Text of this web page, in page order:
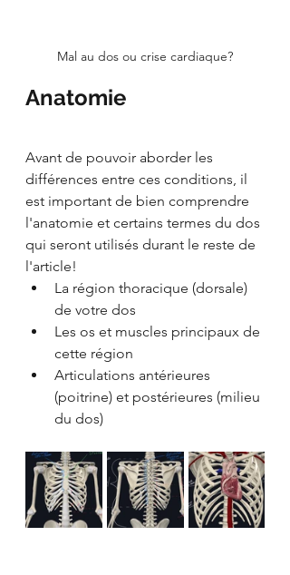
Mal au dos ou crise cardiaque?
Anatomie
Avant de pouvoir aborder les
différences entre ces conditions, il
est important de bien comprendre
l'anatomie et certains termes du dos
qui seront utilisés durant le reste de
l'article!
La région thoracique (dorsale)
de votre dos
Les os et muscles principaux de
cette région
Articulations antérieures
(poitrine) et postérieures (milieu
du dos)